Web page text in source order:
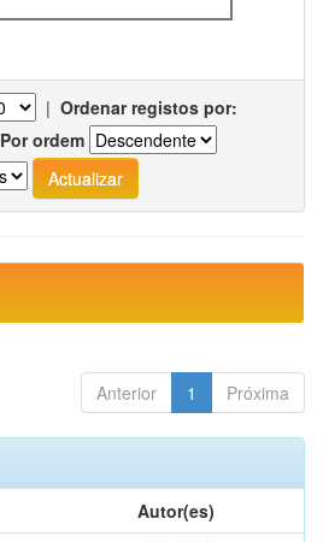
| Ordenar registos por:
Por ordem
Anterior 1 Próxima
Autor(es)